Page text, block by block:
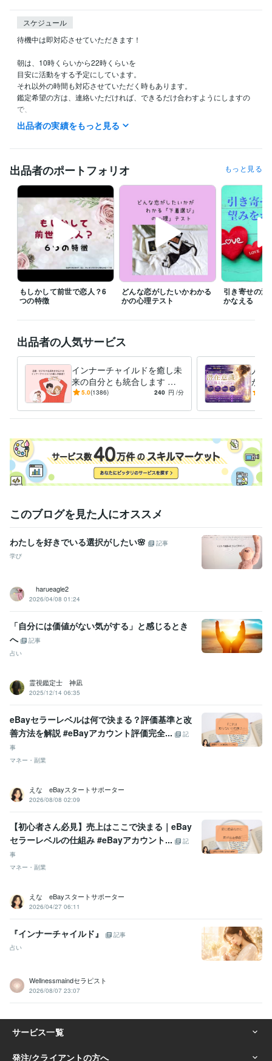
スケジュール
待機中は即対応させていただきます！
朝は、10時くらいから22時くらいを
目安に活動をする予定にしています。
それ以外の時間も対応させていただく時もあります。
鑑定希望の方は、連絡いただければ、できるだけ合わすようにしますの
で、
希望の時間がある方は、ダイレクトメッセージで鑑定の希望をお知らせ
ください。
できるだけ対応させていただきたいと思っていますので、
遠慮なく連絡してみてくださいね。
予約を押していただいた場合、
すぐに鑑定をと言われても◯時とか〇時半にしか
設定できないことがあります。
すぐに対応して欲しい時には、
待機をしますので、そちらを購入してください。
「すぐに鑑定して欲しい」、「なるべく早く聞いて欲しい。」
その気持ちは、すごくわかりますので、
待機をしていない時などは遠慮なく
※外出中や予約対応がない限りは、
できるだけご希望に沿いたいと思っています。
なお、鑑定中は、お返事ができない
仕組みになっていますので、お待ちください。
よろしくお願いいたします。
エンジニア / 情報システム・社内SE 経験年数 : 4年
マーケティング / 商品企画・開発 経験年数 : 2年
管理 / 総務 経験年数 : 2年
事務・ビジネスサポート / 事務（一般事務） 経験年数 : 10年
人事 / 労務・給与 経験年数 : 3年
職歴
花蓮 2009年7月 ~ 現在
●●会社 1991年10月 ~ 1993年2月
●●医院
●●会社 2013年12月 ~ 2021年11月
株式会社クラウドワークス 2018年1月 ~ 2020年1月
ビジネス・クリエイティブツール
Google ドキュメント:5年PowerPoint:3年Word:3年STORES:1年
カラーミーショップ:15年freee:6年勘定奉行:1年ChatGPT:1年
恋愛 仕事 人間関係 開運
悩み相談・カウンセリング
恋愛 仕事 子育て 人間関係
出品者の実績をもっと見る
出品者のポートフォリオ もっと見る
もしかして前世で恋人？6
つの特徴
どんな恋がしたいかわかる
かの心理テスト
引き寄せの
かなえる
出品者の人気サービス
インナーチャイルドを癒し未
来の自分とも統合します 両
親へのネガティブな感情が
る？
5.0(1386) 240 円 /分
人
が叶
実を
てい
このブログを見た人にオススメ
わたしを好きでいる選択がしたい🌸
記事
学び
harueagle2
2026/04/08 01:24
「自分には価値がない気がする」と感じるとき
へ
記事
占い
霊視鑑定士 神凪
2025/12/14 06:35
eBayセラーレベルは何で決まる？評価基準と改
善方法を解説 #eBayアカウント評価完全...
記
事
マネー・副業
えな eBayスタートサポーター
2026/08/08 02:09
【初心者さん必見】売上はここで決まる｜eBay
セラーレベルの仕組み #eBayアカウント...
記
事
マネー・副業
えな eBayスタートサポーター
2026/04/27 06:11
『インナーチャイルド』
記事
占い
Wellnessmaindセラピスト
2026/08/07 23:07